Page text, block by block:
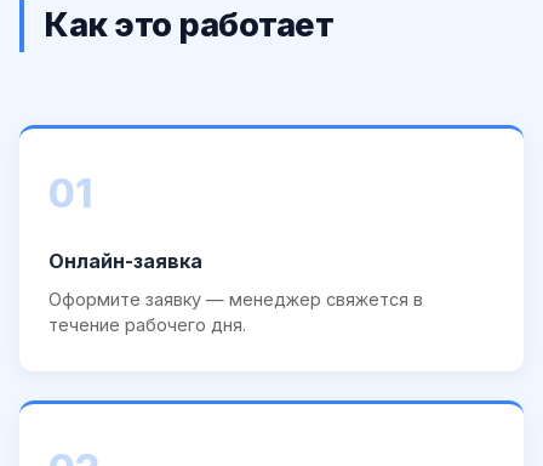
Как это работает
01
Онлайн-заявка
Оформите заявку — менеджер свяжется в
течение рабочего дня.